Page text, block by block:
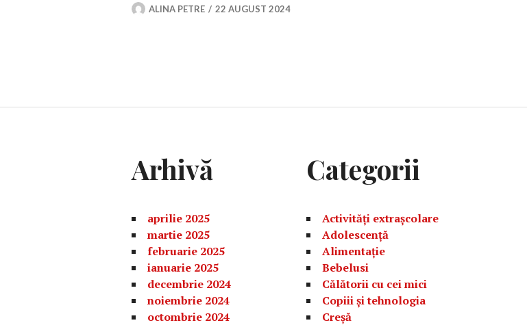
ALINA PETRE 22 AUGUST 2024
Arhivă
aprilie 2025
martie 2025
februarie 2025
ianuarie 2025
decembrie 2024
noiembrie 2024
octombrie 2024
Categorii
Activități extrașcolare
Adolescență
Alimentație
Bebelusi
Călătorii cu cei mici
Copiii și tehnologia
Creșă